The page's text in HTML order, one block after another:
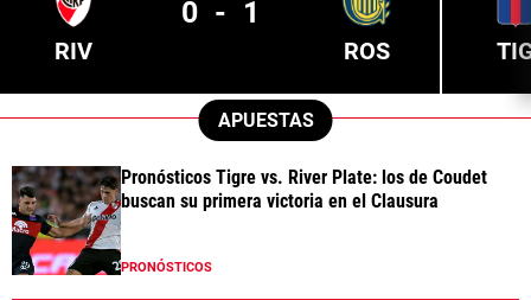
RIV
0 - 1
ROS
APUESTAS
Pronósticos Tigre vs. River Plate: los de Coudet
buscan su primera victoria en el Clausura
PRONÓSTICOS